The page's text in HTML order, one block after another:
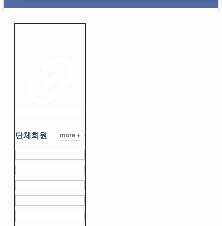
단체회원 more +